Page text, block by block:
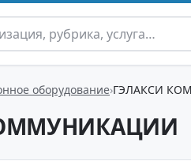
оборудование ГЭЛАКСИ